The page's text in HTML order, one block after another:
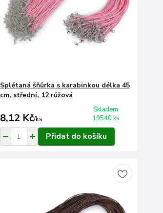
Splétaná šňůrka s karabinkou délka 45
cm, střední, 12 růžová
8,12 Kč/ks
Skladem
19540 ks
Přidat do košíku